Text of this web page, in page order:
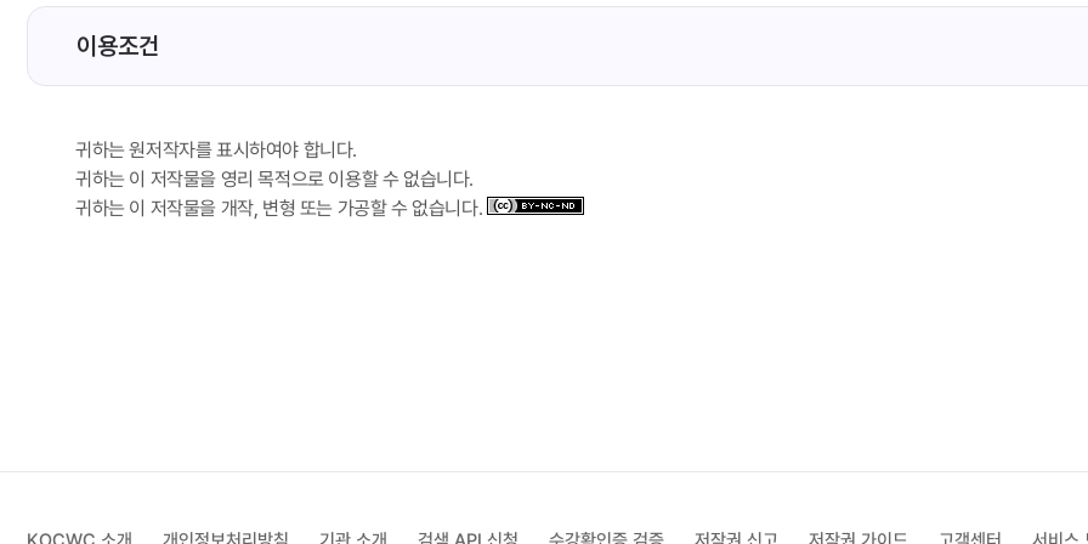
이용조건
귀하는 원저작자를 표시하여야 합니다.
귀하는 이 저작물을 영리 목적으로 이용할 수 없습니다.
귀하는 이 저작물을 개작, 변형 또는 가공할 수 없습니다.
KOCWC 소개 개인정보처리방침 기관 소개 검색 API 신청 수강확인증 검증 저작권 신고 저작권 가이드 고객센터 서비스